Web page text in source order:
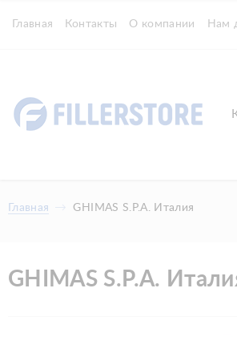
Главная Контакты О компании Нам
Главная GHIMAS S.P.A. Италия
GHIMAS S.P.A.